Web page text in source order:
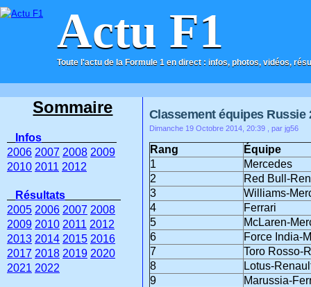
Actu F1
Toute l'actu de la Formule 1 en direct : infos, photos, vidéos,
ACCUEIL CONTACT
Classement équipes Russie
Dimanche 19 Octobre 2014, 20:39 , par jg56
Rang
Équipe
1
Mercedes
2
Red Bull-
3
Williams-
4
Ferrari
5
McLaren-
6
Force India-
7
Toro Rosso-
8
Lotus-
9
Marussia-
Sommaire
Infos
2006 2007 2008 2009
2010 2011 2012
Résultats
2005 2006 2007 2008
2009 2010 2011 2012
2013 2014 2015 2016
2017 2018 2019 2020
2021 2022